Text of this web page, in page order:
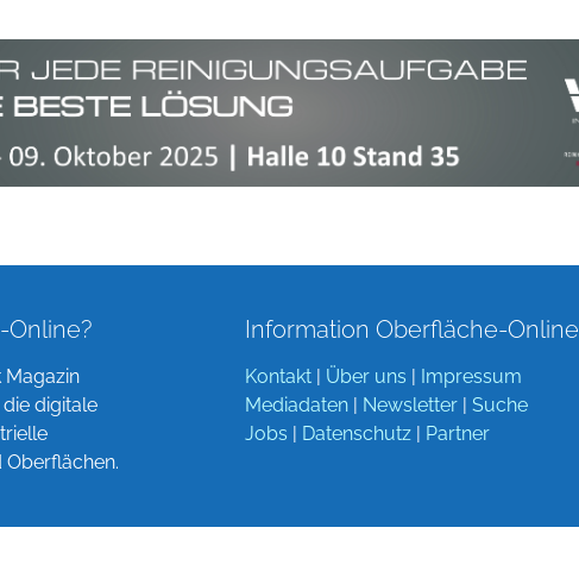
Online?
Magazin
digitale
Information Oberfläche-Online
Kontakt Über uns
Impressum
Mediadaten
Newsletter
Suche
Jobs
Datenschutz Partner